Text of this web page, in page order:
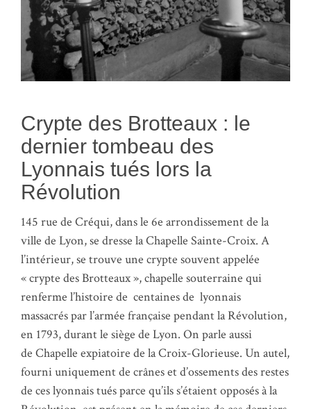
Crypte des Brotteaux : le
dernier tombeau des
Lyonnais tués lors la
Révolution
145 rue de Créqui, dans le 6e arrondissement de la
ville de Lyon, se dresse la Chapelle Sainte-Croix. A
l’intérieur, se trouve une crypte souvent appelée
« crypte des Brotteaux », chapelle souterraine qui
renferme l’histoire de centaines de lyonnais
massacrés par l’armée française pendant la Révolution,
en 1793, durant le siège de Lyon. On parle aussi
de Chapelle expiatoire de la Croix-Glorieuse. Un autel,
fourni uniquement de crânes et d’ossements des restes
de ces lyonnais tués parce qu’ils s’étaient opposés à la